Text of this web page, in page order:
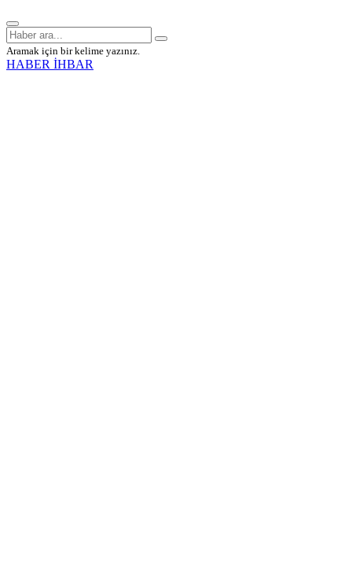
Aramak için bir kelime yazınız.
HABER İHBAR